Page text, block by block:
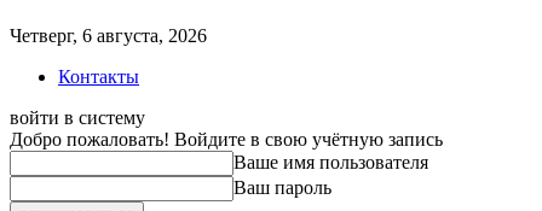
Четверг, 6 августа, 2026
Контакты
войти в систему
Добро пожаловать! Войдите в свою учётную запись
Ваше имя пользователя
Ваш пароль